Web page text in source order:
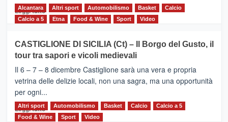
Leggi tutto Leggi
MOIO
ALCANTARA
–
Vivicittà,
alla
scoperta
del
territorio,
Alcantara Altri sport Automobilismo Basket
Calcio
Calcio a 5
Etna Food & Wine Sport Video
CASTIGLIONE DI SICILIA (Ct) – Il Borgo del Gusto, il
tour tra sapori e vicoli medievali
Il 6 – 7 – 8 dicembre Castiglione sarà una vera e propria
vetrina delle delizie locali, non una sagra, ma una opportunità
per ogni...
Leggi tuttoLeggi
di
Altri sport Automobilismo Basket Calcio
Calcio a 5
Food & Wine
Sport Video